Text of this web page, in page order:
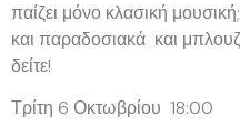
παίζει μόνο κλασική
και παραδοσιακά και
δείτε!
Τρίτη 6 Οκτωβρίου 18:00